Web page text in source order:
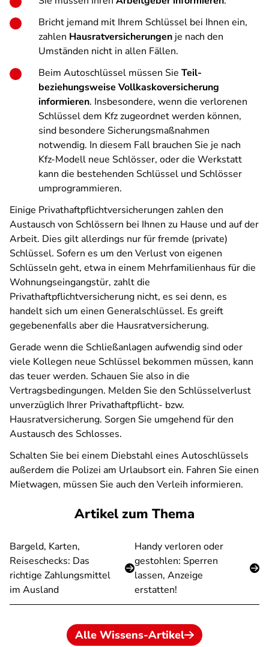
Bricht jemand mit Ihrem Schlüssel bei Ihnen ein,
zahlen Hausratversicherungen je nach den
Umständen nicht in allen Fällen.
Beim Autoschlüssel müssen Sie Teil-
beziehungsweise Vollkaskoversicherung
informieren. Insbesondere, wenn die verlorenen
Schlüssel dem Kfz zugeordnet werden können,
sind besondere Sicherungsmaßnahmen
notwendig. In diesem Fall brauchen Sie je nach
Kfz-Modell neue Schlösser, oder die Werkstatt
kann die bestehenden Schlüssel und Schlösser
umprogrammieren.
Einige Privathaftpflichtversicherungen zahlen den
Austausch von Schlössern bei Ihnen zu Hause und auf der
Arbeit. Dies gilt allerdings nur für fremde (private)
Schlüssel. Sofern es um den Verlust von eigenen
Schlüsseln geht, etwa in einem Mehrfamilienhaus für die
Wohnungseingangstür, zahlt die
Privathaftpflichtversicherung nicht, es sei denn, es
handelt sich um einen Generalschlüssel. Es greift
gegebenenfalls aber die Hausratversicherung.
Gerade wenn die Schließanlagen aufwendig sind oder
viele Kollegen neue Schlüssel bekommen müssen, kann
das teuer werden. Schauen Sie also in die
Vertragsbedingungen. Melden Sie den Schlüsselverlust
unverzüglich Ihrer Privathaftpflicht- bzw.
Hausratversicherung. Sorgen Sie umgehend für den
Austausch des Schlosses.
Schalten Sie bei einem Diebstahl eines Autoschlüssels
außerdem die Polizei am Urlaubsort ein. Fahren Sie einen
Mietwagen, müssen Sie auch den Verleih informieren.
Artikel zum Thema
Bargeld, Karten,
Reiseschecks: Das
richtige Zahlungsmittel
im Ausland
Handy verloren oder
gestohlen: Sperren
lassen, Anzeige
erstatten!
Alle Wissens-Artikel